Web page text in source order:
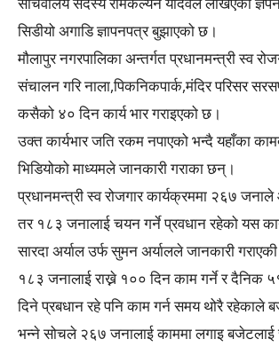
सिडीयो अगाडि ज्ञापनपत्र बुझाएको छ।
मौलापुर नगरपालिका अन्तर्गत प्रधानमन्त्री स्व
संचालन गरि नाला,पिकनिकपार्क,मंदिर परिसर
कसैको ४० दिन कार्य भार गराइएको छ।
उक्त कार्यभार जति रकम नपाएको भन्दै यहाँका
भिडियोको माध्यमले जानकारी गराका छन्।
प्रधानमन्त्री स्व रोजगार कार्यक्रममा २६७
तर १८३ जनालाई चयन गर्ने प्रवधान रहेको यस
सारदा अर्याल उर्फ सुमन अर्यालले जानकारी
१८३ जनालाई राख्ने १०० दिन काम गर्ने र दैनिक
दिने प्रबधान रहे पनि काम गर्न समय थोरै रहेकाले
भन्ने सोचले २६७ जनालाई काममा लगाइ बजेटलाई